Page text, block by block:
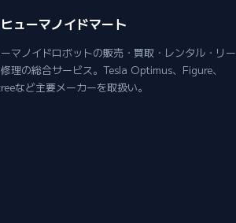
ヒューマノイドマート
マノイドロボットの販売・買取・レンタル・リー
理の総合サービス。Tesla Optimus、Figure、
など主要メーカーを取扱い。